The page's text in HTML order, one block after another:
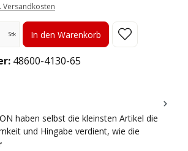
Versandkosten
den gewünschten Wert ein oder benutze
Stk In den Warenkorb
48600-4130-65
haben selbst die kleinsten Artikel die
und Hingabe verdient, wie die